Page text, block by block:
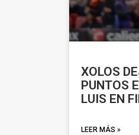
XOLOS
PUNTOS
LUIS EN
LEER MÁS »